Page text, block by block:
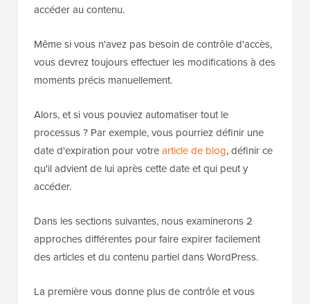
accéder au contenu.
Même si vous n'avez pas besoin de contrôle d'accès,
vous devrez toujours effectuer les modifications à des
moments précis manuellement.
Alors, et si vous pouviez automatiser tout le
processus ? Par exemple, vous pourriez définir une
date d'expiration pour votrearticle de blog, définir ce
qu'il advient de lui après cette date et qui peut y
accéder.
Dans les sections suivantes, nous examinerons 2
approches différentes pour faire expirer facilement
des articles et du contenu partiel dans WordPress.
La première vous donne plus de contrôle et vous